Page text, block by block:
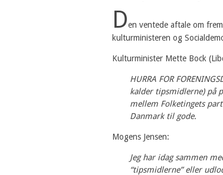
Den ventede aftale om
kulturministeren og
Kulturminister Mette Bock
HURRA FOR
kalder tipsmidlerne) på
mellem Folketingets
Danmark til gode.
Mogens Jensen:
Jeg har idag sammen
“tipsmidlerne” eller